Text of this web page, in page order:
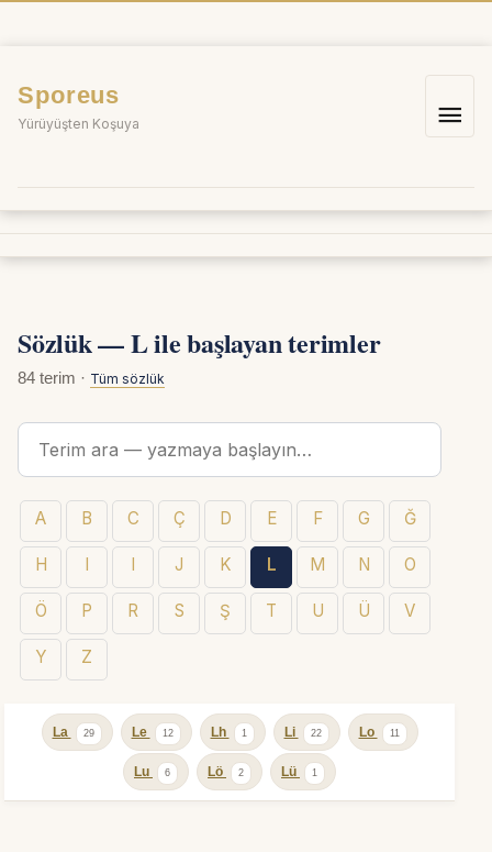
Sporeus
Yürüyüşten Koşuya
Ana
Sözlük — L ile başlayan terimler
84 terim · Tüm sözlük
A B C Ç D E F G Ğ
H I I J K L M N O
Ö P R S Ş T U Ü V
Y Z
La 29 Le 12 Lh 1 Li 22 Lo 11
Lu 6 Lö 2 Lü 1